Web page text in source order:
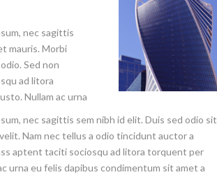
nec sagittis
mauris. Morbi
Sed non
ad litora
Nullam ac urna
nec sagittis sem nibh id elit. Duis sed odio sit
Nam nec tellus a odio tincidunt auctor a
aptent taciti sociosqu ad litora torquent per
urna eu felis dapibus condimentum sit amet a